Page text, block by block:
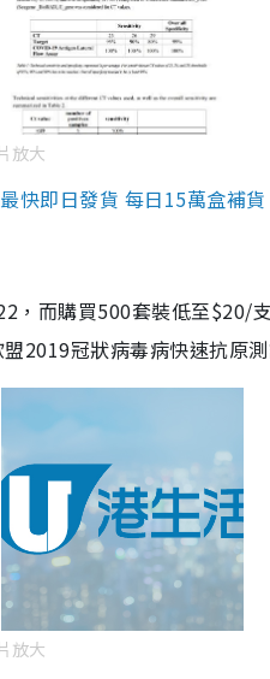
放大
快即日發貨 每日15萬盒補貨
，而購買500套裝低至$20/
2019冠狀病毒病快速抗原測
放大